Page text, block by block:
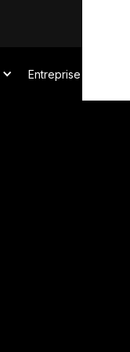
Entreprise